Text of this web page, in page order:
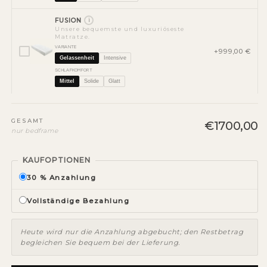
FUSION i
Unsere bequemste und luxuriöseste
Matratze.
VARIANTE
Gelassenheit Intensive
SCHLAFKOMFORT
Mittel Solide Glatt
+999,00 €
GESAMT
nur bedframe
€1700,00
KAUFOPTIONEN
30 % Anzahlung
Vollständige Bezahlung
Heute wird nur die Anzahlung abgebucht; den Restbetrag
begleichen Sie bequem bei der Lieferung.